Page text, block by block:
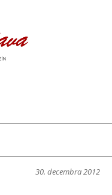
30. decembra 2012